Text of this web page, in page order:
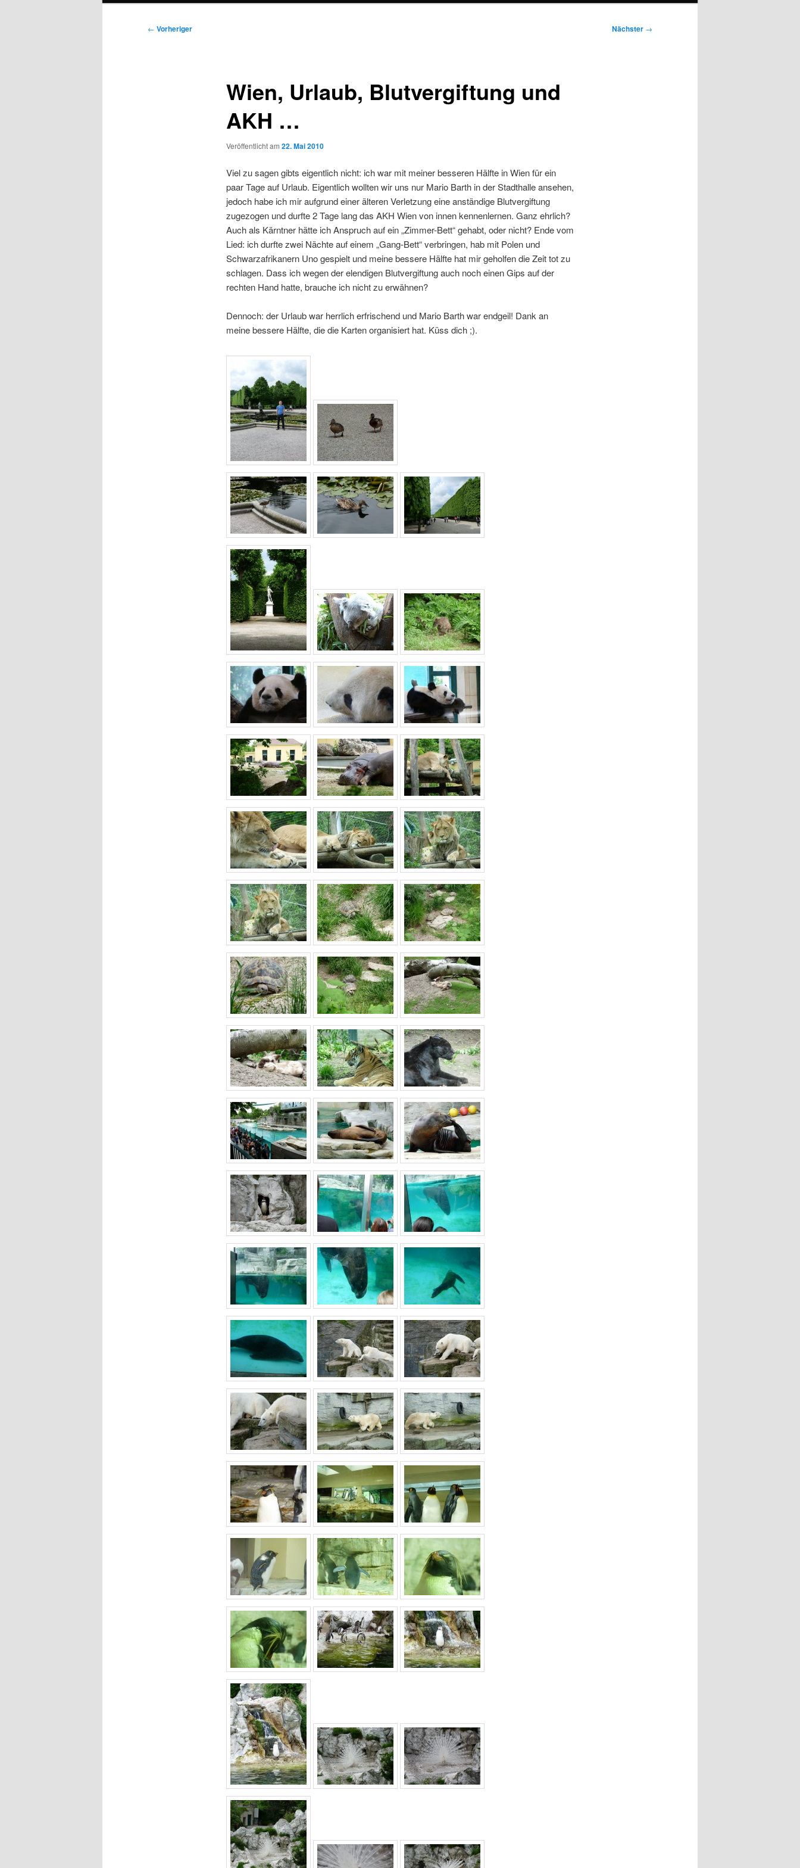
Beitragsnavigation
← Vorheriger Nächster →
Wien, Urlaub, Blutvergiftung und
AKH …
Veröffentlicht am 22. Mai 2010
Viel zu sagen gibts eigentlich nicht: ich war mit meiner besseren Hälfte in Wien für ein
paar Tage auf Urlaub. Eigentlich wollten wir uns nur Mario Barth in der Stadthalle ansehen,
jedoch habe ich mir aufgrund einer älteren Verletzung eine anständige Blutvergiftung
zugezogen und durfte 2 Tage lang das AKH Wien von innen kennenlernen. Ganz ehrlich?
Auch als Kärntner hätte ich Anspruch auf ein „Zimmer-Bett“ gehabt, oder nicht? Ende vom
Lied: ich durfte zwei Nächte auf einem „Gang-Bett“ verbringen, hab mit Polen und
Schwarzafrikanern Uno gespielt und meine bessere Hälfte hat mir geholfen die Zeit tot zu
schlagen. Dass ich wegen der elendigen Blutvergiftung auch noch einen Gips auf der
rechten Hand hatte, brauche ich nicht zu erwähnen?
Dennoch: der Urlaub war herrlich erfrischend und Mario Barth war endgeil! Dank an
meine bessere Hälfte, die die Karten organisiert hat. Küss dich ;).